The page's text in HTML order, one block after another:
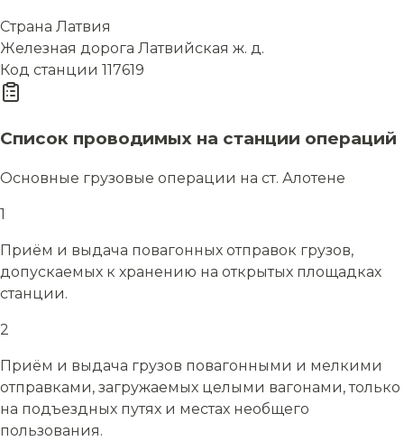
Страна Латвия
Железная дорога Латвийская ж. д.
Код станции 117619
Список проводимых на станции операций
Основные грузовые операции на ст. Алотене
1
Приём и выдача повагонных отправок грузов,
допускаемых к хранению на открытых площадках
станции.
2
Приём и выдача грузов повагонными и мелкими
отправками, загружаемых целыми вагонами, только
на подъездных путях и местах необщего
пользования.